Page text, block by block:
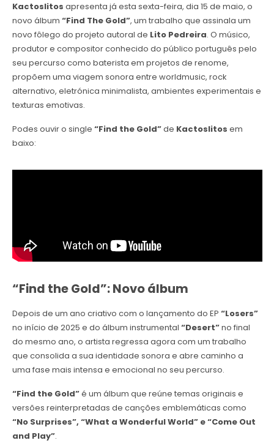
Kactoslitos apresenta já esta sexta-feira, dia 15 de maio, o
novo álbum “Find The Gold”, um trabalho que assinala um
novo fôlego do projeto autoral de Lito Pedreira. O músico,
produtor e compositor conhecido do público português pelo
seu percurso como baterista em projetos de renome,
propõem uma viagem sonora entre worldmusic, rock
alternativo, eletrónica minimalista, ambientes experimentais e
texturas emotivas.
Podes ouvir o single “Find the Gold”de Kactoslitos em
baixo:
“Find the Gold”: Novo álbum
Depois de um ano criativo com o lançamento do EP “Losers”
no início de 2025 e do álbum instrumental “Desert”no final
do mesmo ano, o artista regressa agora com um trabalho
que consolida a sua identidade sonora e abre caminho a
uma fase mais intensa e emocional no seu percurso.
“Find the Gold”é um álbum que reúne temas originais e
versões reinterpretadas de canções emblemáticas como
“No Surprises”, “What a Wonderful World” e “Come Out
and Play”.